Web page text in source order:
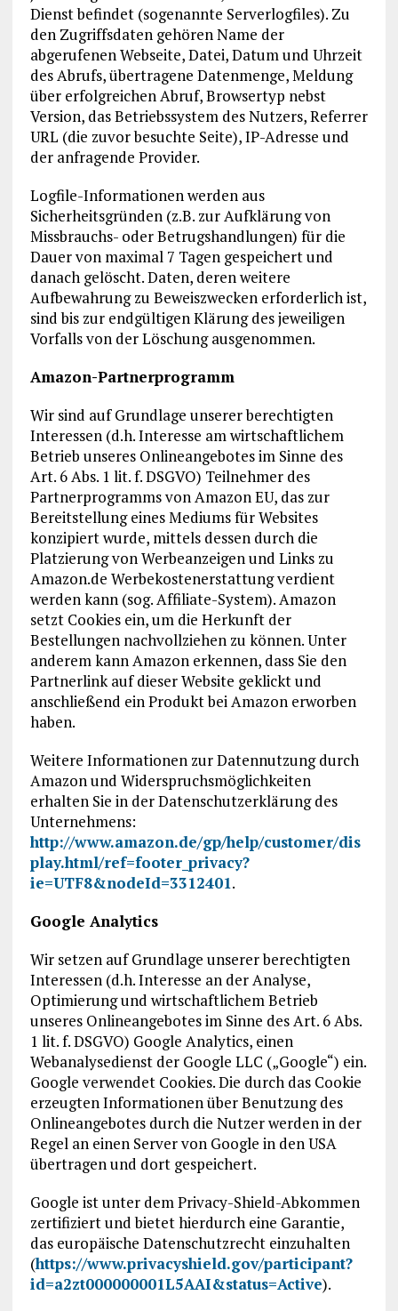
Dienst befindet (sogenannte Serverlogfiles). Zu
den Zugriffsdaten gehören Name der
abgerufenen Webseite, Datei, Datum und Uhrzeit
des Abrufs, übertragene Datenmenge, Meldung
über erfolgreichen Abruf, Browsertyp nebst
Version, das Betriebssystem des Nutzers, Referrer
URL (die zuvor besuchte Seite), IP-Adresse und
der anfragende Provider.
Logfile-Informationen werden aus
Sicherheitsgründen (z.B. zur Aufklärung von
Missbrauchs- oder Betrugshandlungen) für die
Dauer von maximal 7 Tagen gespeichert und
danach gelöscht. Daten, deren weitere
Aufbewahrung zu Beweiszwecken erforderlich ist,
sind bis zur endgültigen Klärung des jeweiligen
Vorfalls von der Löschung ausgenommen.
Amazon-Partnerprogramm
Wir sind auf Grundlage unserer berechtigten
Interessen (d.h. Interesse am wirtschaftlichem
Betrieb unseres Onlineangebotes im Sinne des
Art. 6 Abs. 1 lit. f. DSGVO) Teilnehmer des
Partnerprogramms von Amazon EU, das zur
Bereitstellung eines Mediums für Websites
konzipiert wurde, mittels dessen durch die
Platzierung von Werbeanzeigen und Links zu
Amazon.de Werbekostenerstattung verdient
werden kann (sog. Affiliate-System). Amazon
setzt Cookies ein, um die Herkunft der
Bestellungen nachvollziehen zu können. Unter
anderem kann Amazon erkennen, dass Sie den
Partnerlink auf dieser Website geklickt und
anschließend ein Produkt bei Amazon erworben
haben.
Weitere Informationen zur Datennutzung durch
Amazon und Widerspruchsmöglichkeiten
erhalten Sie in der Datenschutzerklärung des
Unternehmens:
http://www.amazon.de/gp/help/customer/dis
play.html/ref=footer_privacy?
ie=UTF8&nodeId=3312401.
Google Analytics
Wir setzen auf Grundlage unserer berechtigten
Interessen (d.h. Interesse an der Analyse,
Optimierung und wirtschaftlichem Betrieb
unseres Onlineangebotes im Sinne des Art. 6 Abs.
1 lit. f. DSGVO) Google Analytics, einen
Webanalysedienst der Google LLC („Google“) ein.
Google verwendet Cookies. Die durch das Cookie
erzeugten Informationen über Benutzung des
Onlineangebotes durch die Nutzer werden in der
Regel an einen Server von Google in den USA
übertragen und dort gespeichert.
Google ist unter dem Privacy-Shield-Abkommen
zertifiziert und bietet hierdurch eine Garantie,
das europäische Datenschutzrecht einzuhalten
(https://www.privacyshield.gov/participant?
id=a2zt000000001L5AAI&status=Active).